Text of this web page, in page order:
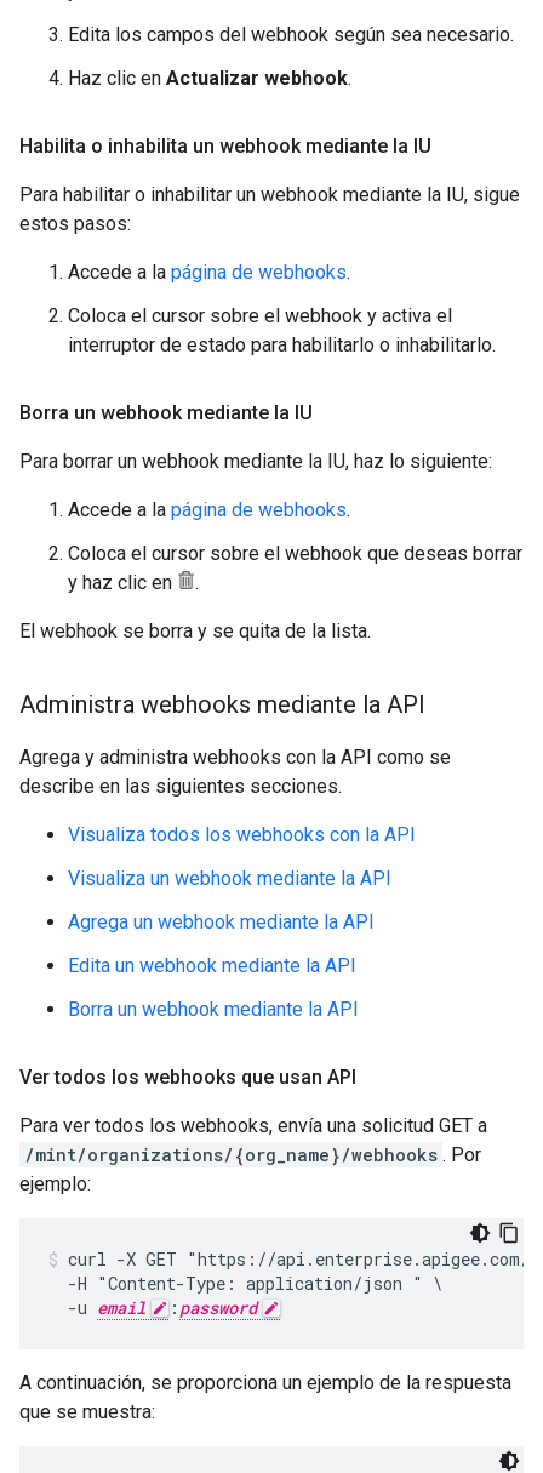
Edita los campos del webhook según sea necesario.
Haz clic en Actualizar webhook.
Habilita o inhabilita un webhook mediante la IU
Para habilitar o inhabilitar un webhook mediante la IU, sigue
estos pasos:
Accede a la página de webhooks.
Coloca el cursor sobre el webhook y activa el
interruptor de estado para habilitarlo o inhabilitarlo.
Borra un webhook mediante la IU
Para borrar un webhook mediante la IU, haz lo siguiente:
Accede a la página de webhooks.
Coloca el cursor sobre el webhook que deseas borrar
y haz clic en
.
El webhook se borra y se quita de la lista.
Administra webhooks mediante la API
Agrega y administra webhooks con la API como se
describe en las siguientes secciones.
Visualiza todos los webhooks con la API
Visualiza un webhook mediante la API
Agrega un webhook mediante la API
Edita un webhook mediante la API
Borra un webhook mediante la API
Ver todos los webhooks que usan API
Para ver todos los webhooks, envía una solicitud GET a
/mint/organizations/{org_name}/webhooks . Por
ejemplo:
curl -X GET "https://api.enterprise.apigee.com/
  -H "Content-Type: application/json " \
  -u
email : password
A continuación, se proporciona un ejemplo de la respuesta
que se muestra: